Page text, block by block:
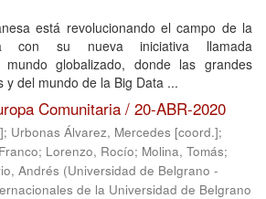
está revolucionando el campo de la
con su nueva iniciativa llamada
mundo globalizado, donde las grandes
y del mundo de la Big Data ...
Comunitaria / 20-ABR-2020
; Urbonas Álvarez, Mercedes [coord.];
; Lorenzo, Rocío; Molina, Tomás;
Andrés (Universidad de Belgrano -
de la Universidad de Belgrano